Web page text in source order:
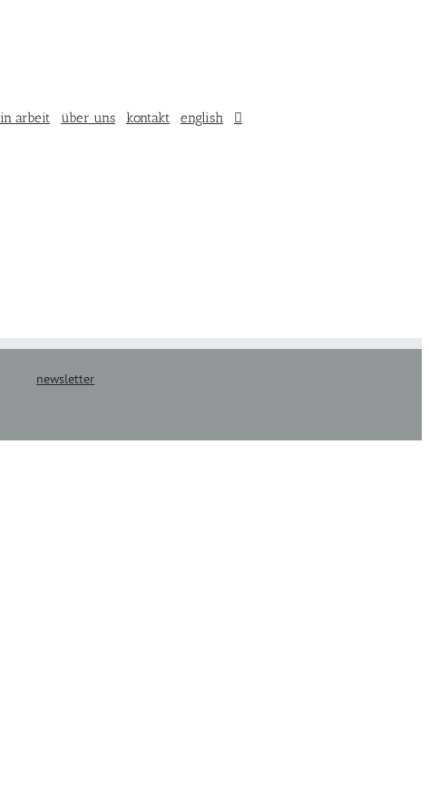
in arbeit über uns kontakt english
newsletter